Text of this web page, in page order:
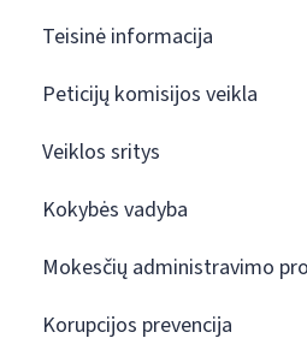
Teisinė informacija
Peticijų komisijos veikla
Veiklos sritys
Kokybės vadyba
Mokesčių administravimo
Korupcijos prevencija